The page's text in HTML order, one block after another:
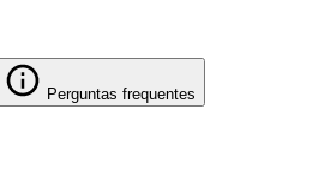
Perguntas frequentes